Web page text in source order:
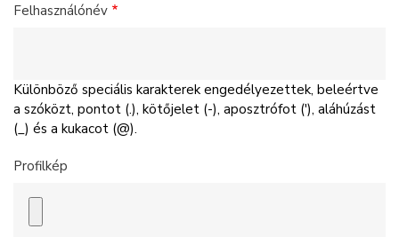
Felhasználónév
Különböző speciális karakterek engedélyezettek, beleértve
a szóközt, pontot (.), kötőjelet (-), aposztrófot ('), aláhúzást
(_) és a kukacot (@).
Profilkép